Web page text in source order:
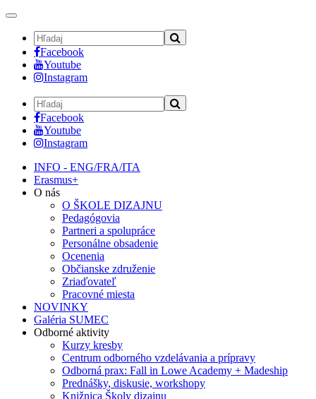
Toggle
navigation
Facebook
Youtube
Instagram
Facebook
Youtube
Instagram
INFO - ENG/FRA/ITA
Erasmus+
O nás
O ŠKOLE DIZAJNU
Pedagógovia
Partneri a spolupráce
Personálne obsadenie
Ocenenia
Občianske združenie
Zriaďovateľ
Pracovné miesta
NOVINKY
Galéria SUMEC
Odborné aktivity
Kurzy kresby
Centrum odborného vzdelávania a prípravy
Odborná prax: Fall in Lowe Academy + Madeship
Prednášky, diskusie, workshopy
Knižnica Školy dizajnu